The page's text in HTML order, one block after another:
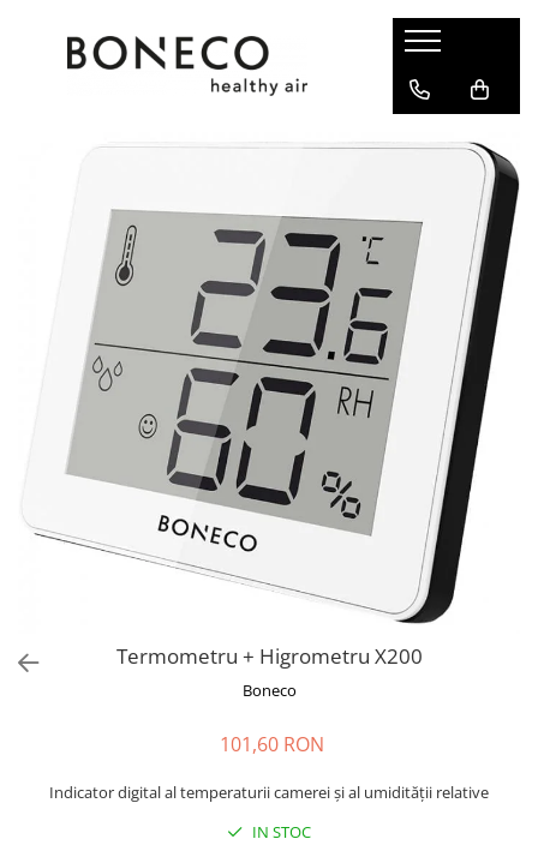
Produse
Umidificatoare Prin Evaporare
Umidificatoare Spălare Aer
Umidificatoare Steamer
Umidificatoare Ultrasonice
Purificatoare
Ventilatoare Air Shower
Accesorii
Difuzor De Arome Si Ionizatoare
Termometru + Higrometru X200
Boneco
101,60 RON
Indicator digital al temperaturii camerei și al umidității relative
IN STOC